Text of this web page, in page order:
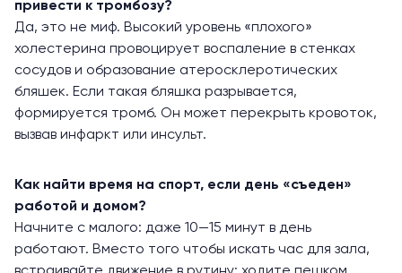
привести к тромбозу?
Да, это не миф. Высокий уровень «плохого»
холестерина провоцирует воспаление в стенках
сосудов и образование атеросклеротических
бляшек. Если такая бляшка разрывается,
формируется тромб. Он может перекрыть кровоток,
вызвав инфаркт или инсульт.
Как найти время на спорт, если день «съеден»
работой и домом?
Начните с малого: даже 10—15 минут в день
работают. Вместо того чтобы искать час для зала,